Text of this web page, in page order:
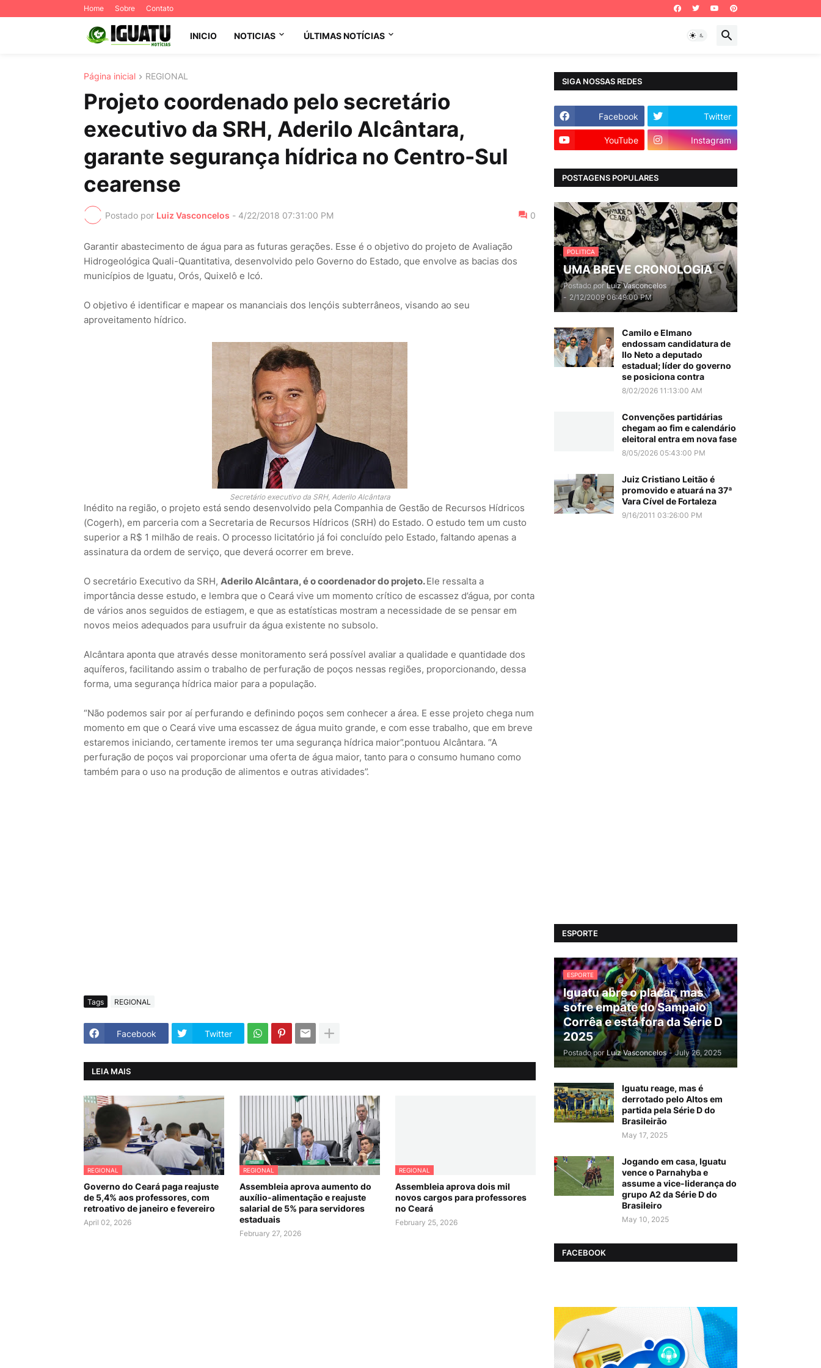
Home Sobre Contato
INICIO NOTICIAS ÚLTIMAS NOTÍCIAS
Página inicial REGIONAL
Projeto coordenado pelo secretário
executivo da SRH, Aderilo Alcântara,
garante segurança hídrica no Centro-Sul
cearense
Postado por Luiz Vasconcelos - 4/22/2018 07:31:00 PM 0
Garantir abastecimento de água para as futuras gerações. Esse é o objetivo do projeto de Avaliação
Hidrogeológica Quali-Quantitativa, desenvolvido pelo Governo do Estado, que envolve as bacias dos
municípios de Iguatu, Orós, Quixelô e Icó.
O objetivo é identificar e mapear os mananciais dos lençóis subterrâneos, visando ao seu
aproveitamento hídrico.
Secretário executivo da SRH, Aderilo Alcântara
Inédito na região, o projeto está sendo desenvolvido pela Companhia de Gestão de Recursos Hídricos
(Cogerh), em parceria com a Secretaria de Recursos Hídricos (SRH) do Estado. O estudo tem um custo
superior a R$ 1 milhão de reais. O processo licitatório já foi concluído pelo Estado, faltando apenas a
assinatura da ordem de serviço, que deverá ocorrer em breve.
O secretário Executivo da SRH, Aderilo Alcântara, é o coordenador do projeto.Ele ressalta a
importância desse estudo, e lembra que o Ceará vive um momento crítico de escassez d’água, por conta
de vários anos seguidos de estiagem, e que as estatísticas mostram a necessidade de se pensar em
novos meios adequados para usufruir da água existente no subsolo.
Alcântara aponta que através desse monitoramento será possível avaliar a qualidade e quantidade dos
aquíferos, facilitando assim o trabalho de perfuração de poços nessas regiões, proporcionando, dessa
forma, uma segurança hídrica maior para a população.
“Não podemos sair por aí perfurando e definindo poços sem conhecer a área. E esse projeto chega num
momento em que o Ceará vive uma escassez de água muito grande, e com esse trabalho, que em breve
estaremos iniciando, certamente iremos ter uma segurança hídrica maior”.pontuou Alcântara. “A
perfuração de poços vai proporcionar uma oferta de água maior, tanto para o consumo humano como
também para o uso na produção de alimentos e outras atividades”.
Tags REGIONAL
Facebook Twitter
LEIA MAIS
REGIONAL
Governo do Ceará paga reajuste
de 5,4% aos professores, com
retroativo de janeiro e fevereiro
April 02, 2026
REGIONAL
Assembleia aprova aumento do
auxílio-alimentação e reajuste
salarial de 5% para servidores
estaduais
February 27, 2026
REGIONAL
Assembleia aprova dois mil
novos cargos para professores
no Ceará
February 25, 2026
SIGA NOSSAS REDES
Facebook Twitter
YouTube Instagram
POSTAGENS POPULARES
POLITICA
UMA BREVE CRONOLOGIA
Postado por Luiz Vasconcelos
- 2/12/2009 06:49:00 PM
Camilo e Elmano
endossam candidatura de
Ilo Neto a deputado
estadual; líder do governo
se posiciona contra
8/02/2026 11:13:00 AM
Convenções partidárias
chegam ao fim e calendário
eleitoral entra em nova fase
8/05/2026 05:43:00 PM
Juiz Cristiano Leitão é
promovido e atuará na 37ª
Vara Cível de Fortaleza
9/16/2011 03:26:00 PM
ESPORTE
ESPORTE
Iguatu abre o placar, mas
sofre empate do Sampaio
Corrêa e está fora da Série D
2025
Postado por Luiz Vasconcelos - July 26, 2025
Iguatu reage, mas é
derrotado pelo Altos em
partida pela Série D do
Brasileirão
May 17, 2025
Jogando em casa, Iguatu
vence o Parnahyba e
assume a vice-liderança do
grupo A2 da Série D do
Brasileiro
May 10, 2025
FACEBOOK